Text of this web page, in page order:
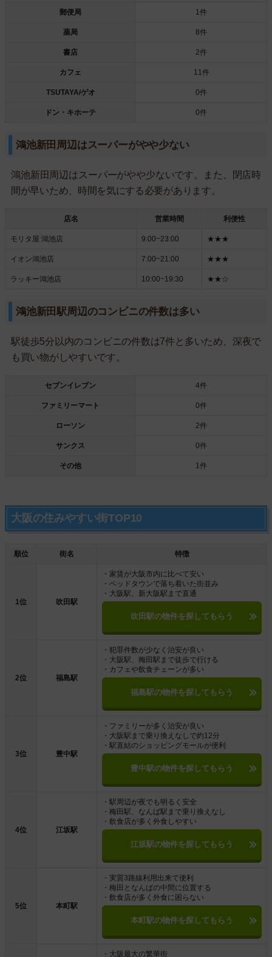
郵便局 1件
薬局 8件
書店 2件
カフェ 11件
TSUTAYA/ゲオ 0件
ドン・キホーテ 0件
鴻池新田周辺はスーパーがやや少ない
鴻池新田周辺はスーパーがやや少ないです。また、閉店時
間が早いため、時間を気にする必要があります。
店名 営業時間 利便性
モリタ屋 鴻池店 9:00~23:00 ★★★
イオン鴻池店 7:00~21:00 ★★★
ラッキー鴻池店 10:00~19:30 ★★☆
鴻池新田駅周辺のコンビニの件数は多い
駅徒歩5分以内のコンビニの件数は7件と多いため、深夜で
も買い物がしやすいです。
セブンイレブン 4件
ファミリーマート 0件
ローソン 2件
サンクス 0件
その他 1件
大阪の住みやすい街TOP10
順位 街名 特徴
1位 吹田駅
・家賃が大阪市内に比べて安い
・ベッドタウンで落ち着いた街並み
・大阪駅、新大阪駅まで直通
吹田駅の物件を探してもらう
2位 福島駅
・犯罪件数が少なく治安が良い
・大阪駅、梅田駅まで徒歩で行ける
・カフェや飲食チェーンが多い
福島駅の物件を探してもらう
3位 豊中駅
・ファミリーが多く治安が良い
・大阪駅まで乗り換えなしで約12分
・駅直結のショッピングモールが便利
豊中駅の物件を探してもらう
4位 江坂駅
・駅周辺が夜でも明るく安全
・梅田駅、なんば駅まで乗り換えなし
・飲食店が多く外食しやすい
江坂駅の物件を探してもらう
5位 本町駅
・実質3路線利用出来て便利
・梅田となんばの中間に位置する
・飲食店が多く外食に困らない
本町駅の物件を探してもらう
・大阪最大の繁華街